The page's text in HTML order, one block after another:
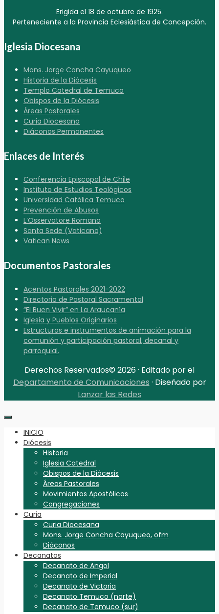
Erigida el 18 de octubre de 1925.
Perteneciente a la Provincia Eclesiástica de Concepción.
Iglesia Diocesana
Mons. Jorge Concha Cayuqueo
Historia de la Diócesis
Templo Catedral de Temuco
Obispos de la Diócesis
Áreas Pastorales
Curia Diocesana
Diáconos Permanentes
Enlaces de Interés
Conferencia Episcopal de Chile
Instituto de Estudios Teológicos
Universidad Católica Temuco
Prevención de Abusos
L’Osservatore Romano
Santa Sede (Vaticano)
Vatican News
Documentos Pastorales
Acentos Pastorales 2021-2022
Directorio de Pastoral Sacramental
“El Buen Vivir” en La Araucanía
Iglesia y Pueblos Originarios
Estructuras e instrumentos de animación para la
comunión y participación pastoral, decanal y
parroquial.
Derechos Reservados© 2026 · Editado por el
Departamento de Comunicaciones · Diseñado por
Lanzar las Redes
INICIO
Diócesis
Historia
Iglesia Catedral
Obispos de la Diócesis
Áreas Pastorales
Movimientos Apostólicos
Congregaciones
Curia
Curia Diocesana
Mons. Jorge Concha Cayuqueo, ofm
Diáconos
Decanatos
Decanato de Angol
Decanato de Imperial
Decanato de Victoria
Decanato Temuco (norte)
Decanato de Temuco (sur)